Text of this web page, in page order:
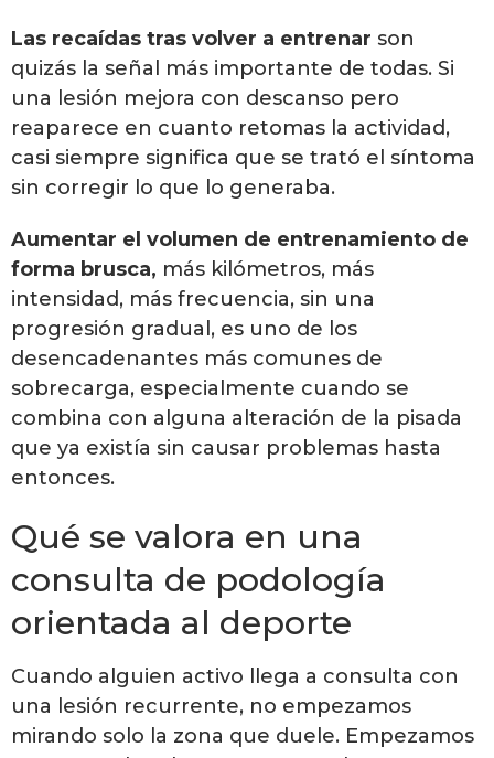
Las recaídas tras volver a entrenar son
quizás la señal más importante de todas. Si
una lesión mejora con descanso pero
reaparece en cuanto retomas la actividad,
casi siempre significa que se trató el síntoma
sin corregir lo que lo generaba.
Aumentar el volumen de entrenamiento de
forma brusca, más kilómetros, más
intensidad, más frecuencia, sin una
progresión gradual, es uno de los
desencadenantes más comunes de
sobrecarga, especialmente cuando se
combina con alguna alteración de la pisada
que ya existía sin causar problemas hasta
entonces.
Qué se valora en una
consulta de podología
orientada al deporte
Cuando alguien activo llega a consulta con
una lesión recurrente, no empezamos
mirando solo la zona que duele. Empezamos